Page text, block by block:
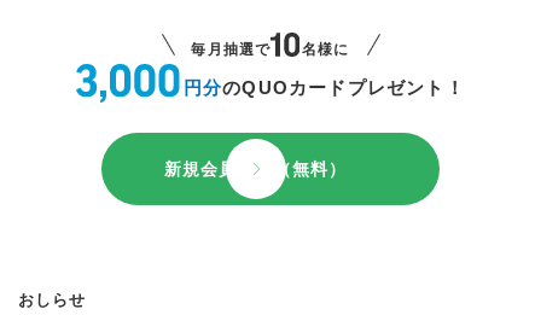
毎月抽選で 名様に
円分のQUOカードプレゼント！
新規会員登録（無料）
おしらせ